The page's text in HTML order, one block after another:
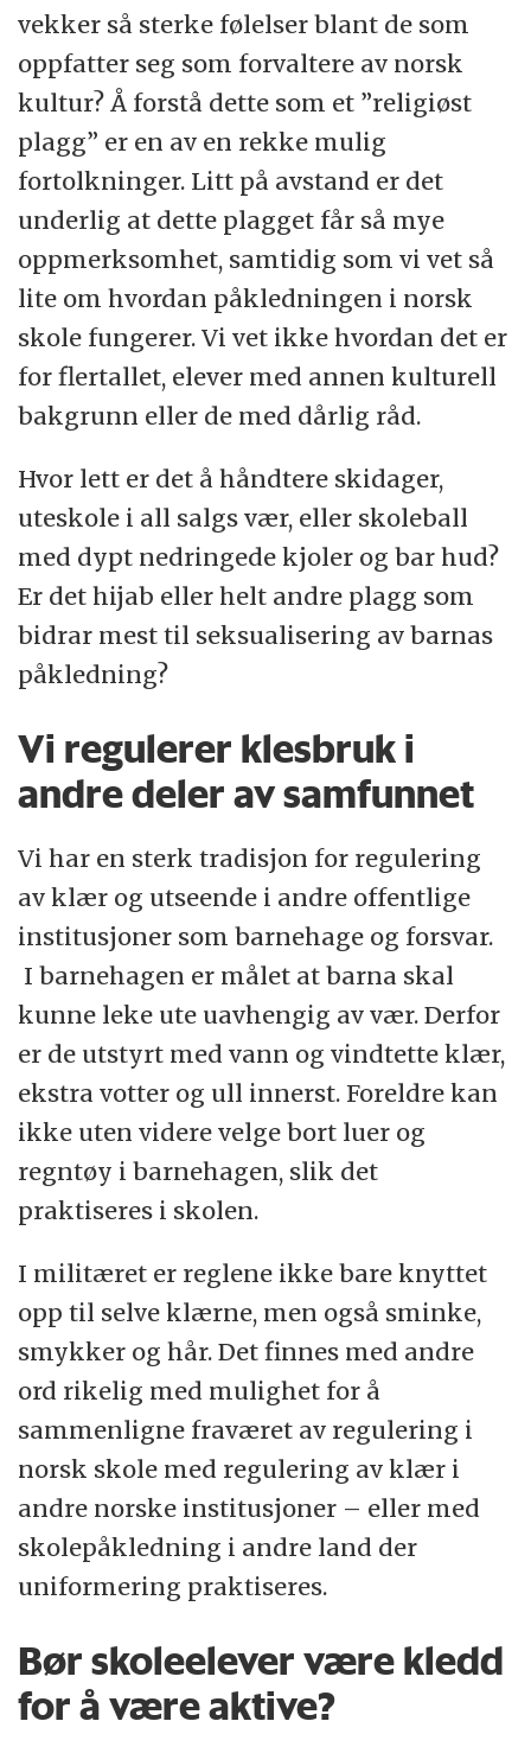
vekker så sterke følelser blant de som
oppfatter seg som forvaltere av norsk
kultur? Å forstå dette som et ”religiøst
plagg” er en av en rekke mulig
fortolkninger. Litt på avstand er det
underlig at dette plagget får så mye
oppmerksomhet, samtidig som vi vet så
lite om hvordan påkledningen i norsk
skole fungerer. Vi vet ikke hvordan det er
for flertallet, elever med annen kulturell
bakgrunn eller de med dårlig råd.
Hvor lett er det å håndtere skidager,
uteskole i all salgs vær, eller skoleball
med dypt nedringede kjoler og bar hud?
Er det hijab eller helt andre plagg som
bidrar mest til seksualisering av barnas
påkledning?
Vi regulerer klesbruk i
andre deler av samfunnet
Vi har en sterk tradisjon for regulering
av klær og utseende i andre offentlige
institusjoner som barnehage og forsvar.
I barnehagen er målet at barna skal
kunne leke ute uavhengig av vær. Derfor
er de utstyrt med vann og vindtette klær,
ekstra votter og ull innerst. Foreldre kan
ikke uten videre velge bort luer og
regntøy i barnehagen, slik det
praktiseres i skolen.
I militæret er reglene ikke bare knyttet
opp til selve klærne, men også sminke,
smykker og hår. Det finnes med andre
ord rikelig med mulighet for å
sammenligne fraværet av regulering i
norsk skole med regulering av klær i
andre norske institusjoner – eller med
skolepåkledning i andre land der
uniformering praktiseres.
Bør skoleelever være kledd
for å være aktive?